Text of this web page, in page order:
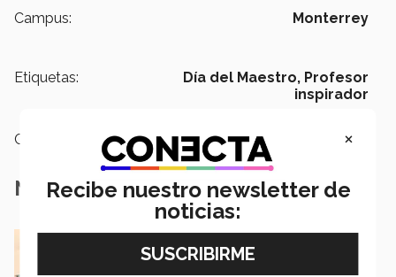
Campus: Monterrey
Etiquetas: Día del Maestro, Profesor
inspirador
Categoría: Educación
Notas Relacionadas
Lanza Tec modelo optimizado en línea, ante
extensión de cuarentena
×
Recibe nuestro newsletter de
noticias: